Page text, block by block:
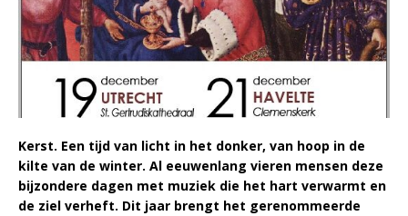
Kerst. Een tijd van licht in het donker, van hoop in de
kilte van de winter. Al eeuwenlang vieren mensen deze
bijzondere dagen met muziek die het hart verwarmt en
de ziel verheft. Dit jaar brengt het gerenommeerde